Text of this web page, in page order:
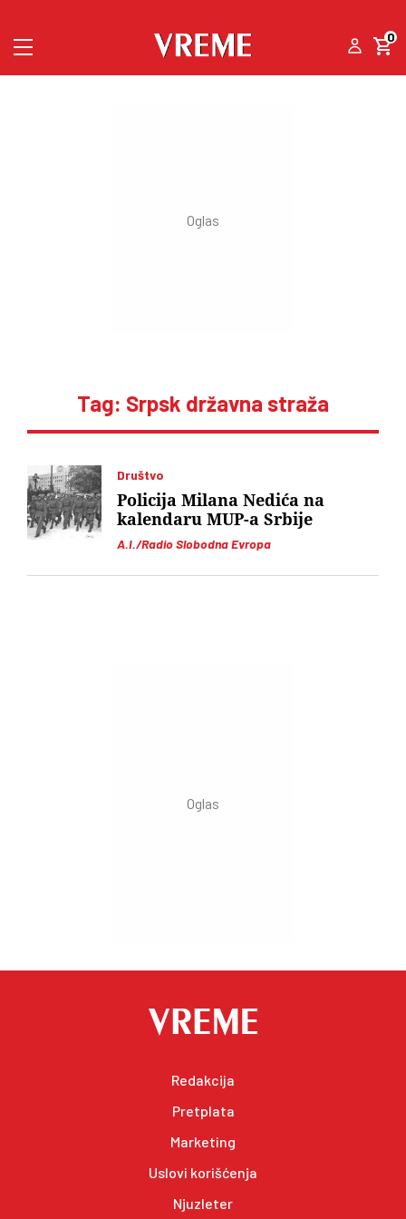
0
Tag: Srpsk državna straža
Društvo
A.I./Radio Slobodna Evropa
Policija Milana Nedića na
kalendaru MUP-a Srbije
Redakcija
Pretplata
Marketing
Uslovi korišćenja
Njuzleter